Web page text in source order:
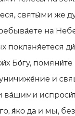
святы́ми же
на
покланя́етеся
Бо́гу,
и
ва́шими
я́ко да и мы,